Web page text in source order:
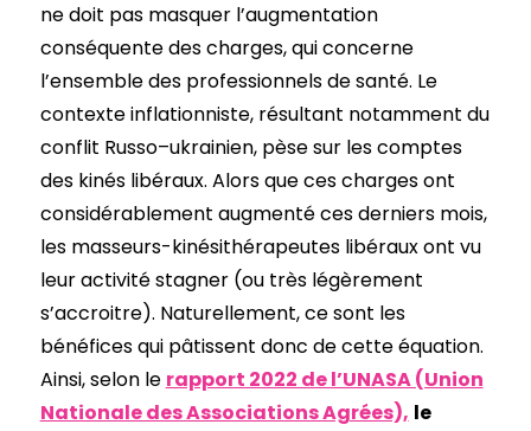
ne doit pas masquer l’augmentation
conséquente des charges, qui concerne
l’ensemble des professionnels de santé. Le
contexte inflationniste, résultant notamment du
conflit Russo–ukrainien, pèse sur les comptes
des kinés libéraux. Alors que ces charges ont
considérablement augmenté ces derniers mois,
les masseurs-kinésithérapeutes libéraux ont vu
leur activité stagner (ou très légèrement
s’accroitre). Naturellement, ce sont les
bénéfices qui pâtissent donc de cette équation.
Ainsi, selon le rapport 2022 de l’UNASA (Union
Nationale des Associations Agrées), le